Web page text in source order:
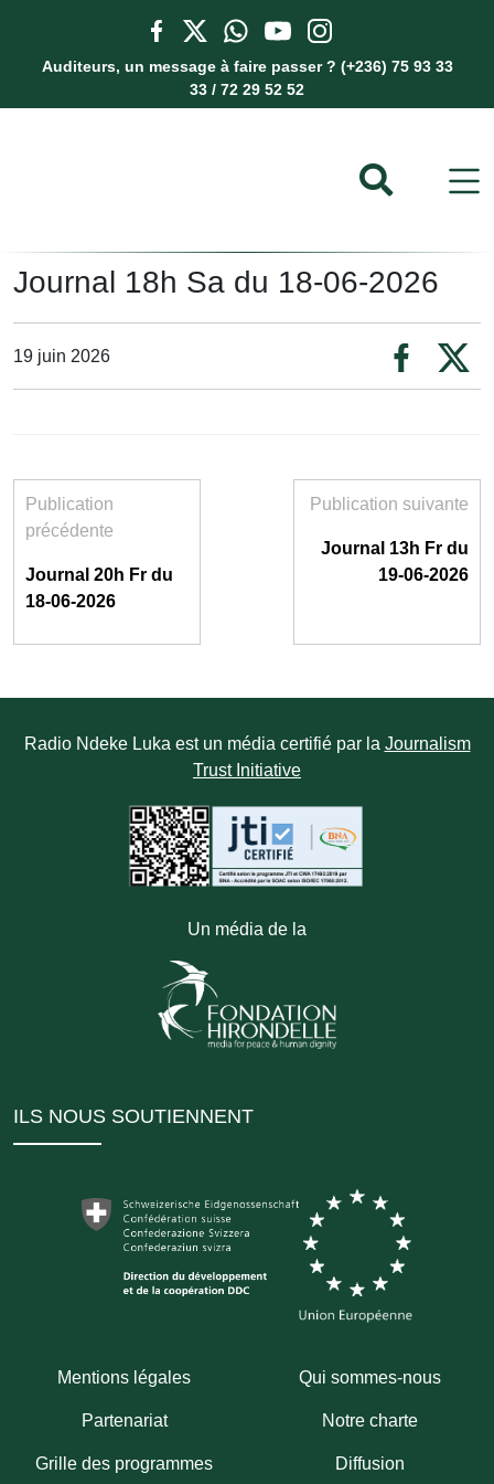
Auditeurs, un message à faire passer ? (+236) 75 93 33
33 / 72 29 52 52
Journal 18h Sa du 18-06-2026
19 juin 2026
Publication
précédente
Journal 20h Fr du
18-06-2026
Publication suivante
Journal 13h Fr du
19-06-2026
Radio Ndeke Luka est un média certifié par la Journalism
Trust Initiative
Un média de la
ILS NOUS SOUTIENNENT
Mentions légales Qui sommes-nous
Partenariat Notre charte
Grille des programmes Diffusion